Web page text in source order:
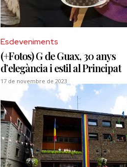
Esdeveniments
(+Fotos) G de Guax, 30 anys
d’elegància i estil al Principat
17 de novembre de 2023